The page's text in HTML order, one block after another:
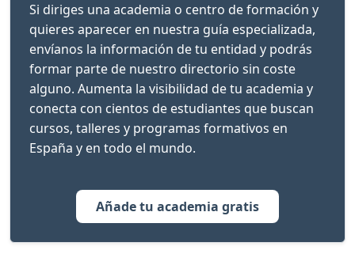
Si diriges una academia o centro de formación y
quieres aparecer en nuestra guía especializada,
envíanos la información de tu entidad y podrás
formar parte de nuestro directorio sin coste
alguno. Aumenta la visibilidad de tu academia y
conecta con cientos de estudiantes que buscan
cursos, talleres y programas formativos en
España y en todo el mundo.
Añade tu academia gratis